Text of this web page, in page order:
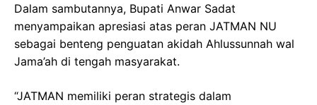
Dalam sambutannya, Bupati Anwar Sadat
menyampaikan apresiasi atas peran JATMAN NU
sebagai benteng penguatan akidah Ahlussunnah wal
Jama’ah di tengah masyarakat.
“JATMAN memiliki peran strategis dalam